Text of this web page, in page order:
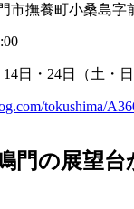
市撫養町小桑島字
日・24日（土・
tokushima/
門の展望台